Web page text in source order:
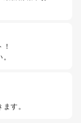
す。